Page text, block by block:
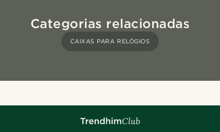
Categorias relacionadas
CAIXAS PARA RELÓGIOS